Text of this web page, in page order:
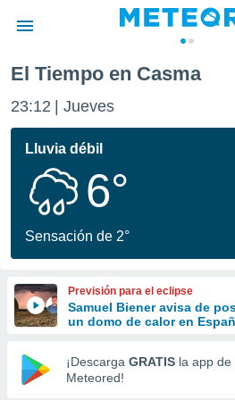
de
por
se
calidad.
a este
las
y
forma
digital
basada
El Tiempo en Casma
23:12 Jueves
Lluvia débil
6°
Sensación de 2°
Previsión para el eclipse
Samuel Biener avisa de
un domo de calor en
¡Descarga GRATIS la app de
Meteored!